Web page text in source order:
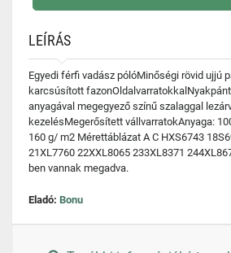
LEÍRÁS
Egyedi férfi vadász pólóMinőségi rövid ujjú
karcsúsított
anyagával megegyező színű szalaggal
kezelésMegerősített vállvarratokAnyaga:
160 g/ m2 Mérettáblázat A C HXS6743
21XL7760 22XXL8065 233XL8371
ben vannak megadva.
Eladó: Bonu